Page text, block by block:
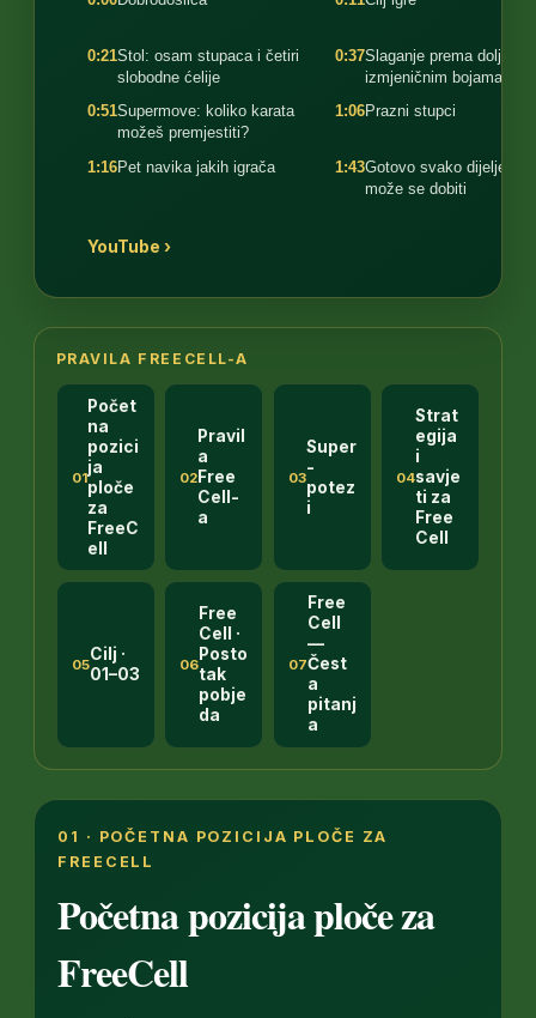
0:21Stol: osam stupaca i četiri
slobodne ćelije
0:37Slaganje prema dolje u
izmjeničnim bojama
0:51Supermove: koliko karata
možeš premjestiti?
1:06Prazni stupci
1:16Pet navika jakih igrača 1:43Gotovo svako dijeljenje
može se dobiti
YouTube ›
PRAVILA FREECELL-A
01
Počet
na
pozici
ja
ploče
za
FreeC
ell
02
Pravil
a
Free
Cell-
a
03
Super
-
potez
i
04
Strat
egija
i
savje
ti za
Free
Cell
05
Cilj ·
01–03
06
Free
Cell ·
Posto
tak
pobje
da
07
Free
Cell
—
Čest
a
pitanj
a
01 · POČETNA POZICIJA PLOČE ZA
FREECELL
Početna pozicija ploče za
FreeCell